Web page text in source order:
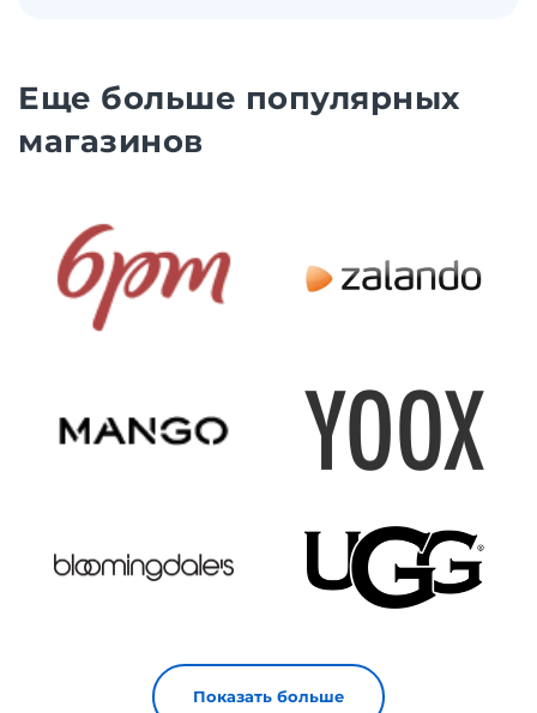
Еще больше популярных
магазинов
Показать больше